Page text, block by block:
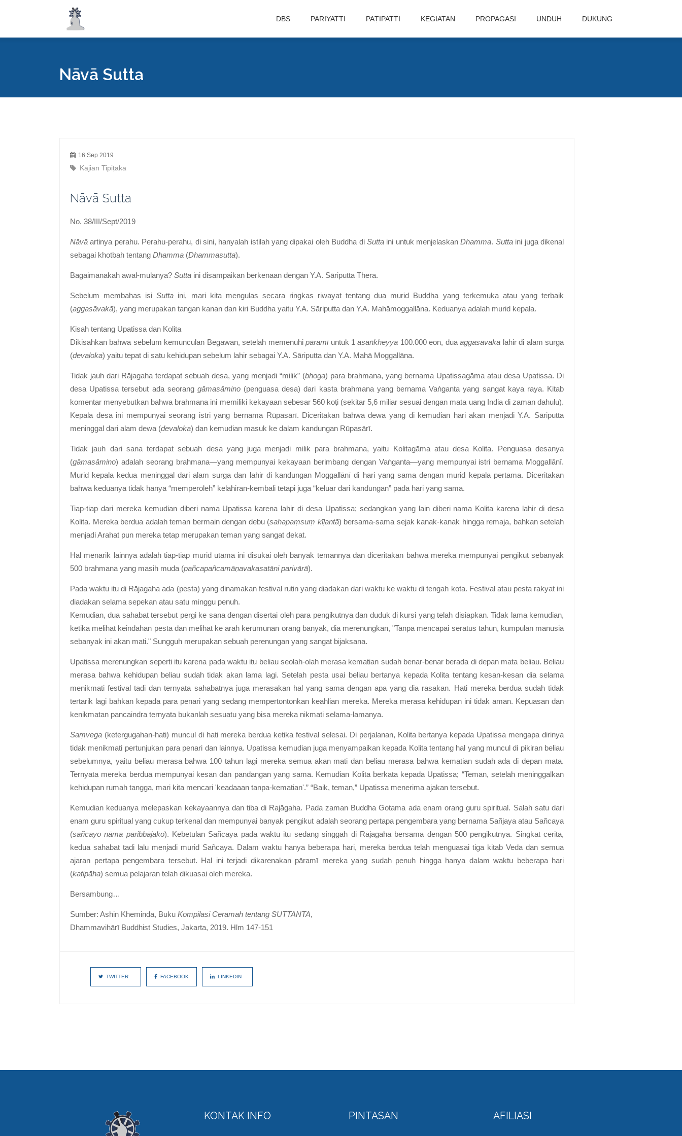
DBS PARIYATTI PAṬIPATTI KEGIATAN PROPAGASI UNDUH DUKUNG
Nāvā Sutta
16 Sep 2019
Kajian Tipiṭaka
Nāvā Sutta
No. 38/III/Sept/2019
Nāvā artinya perahu. Perahu-perahu, di sini, hanyalah istilah yang dipakai oleh Buddha di Suttaini untuk menjelaskanDhamma. Suttaini juga dikenal
sebagai khotbah tentang Dhamma (Dhammasutta).
Bagaimanakah awal-mulanya? Sutta ini disampaikan berkenaan dengan Y.A. Sāriputta Thera.
Sebelum membahas isiSutta ini, mari kita mengulas secara ringkas riwayat tentang dua murid Buddha yang terkemuka atau yang terbaik
(aggasāvakā), yang merupakan tangan kanan dan kiri Buddha yaitu Y.A. Sāriputta dan Y.A. Mahāmoggallāna. Keduanya adalah murid kepala.
Kisah tentang Upatissa dan Kolita
Dikisahkan bahwa sebelum kemunculan Begawan, setelah memenuhipāramīuntuk 1asaṅkheyya 100.000 eon, duaaggasāvakā lahir di alam surga
(devaloka) yaitu tepat di satu kehidupan sebelum lahir sebagai Y.A. Sāriputta dan Y.A. Mahā Moggallāna.
Tidak jauh dari Rājagaha terdapat sebuah desa, yang menjadi “milik” (bhoga) para brahmana, yang bernama Upatissagāma atau desa Upatissa. Di
desa Upatissa tersebut ada seorang gāmasāmino(penguasa desa) dari kasta brahmana yang bernama Vaṅganta yang sangat kaya raya. Kitab
komentar menyebutkan bahwa brahmana ini memiliki kekayaan sebesar 560 koṭi (sekitar 5,6 miliar sesuai dengan mata uang India di zaman dahulu).
Kepala desa ini mempunyai seorang istri yang bernama Rūpasārī. Diceritakan bahwa dewa yang di kemudian hari akan menjadi Y.A. Sāriputta
meninggal dari alam dewa (devaloka) dan kemudian masuk ke dalam kandungan Rūpasārī.
Tidak jauh dari sana terdapat sebuah desa yang juga menjadi milik para brahmana, yaitu Kolitagāma atau desa Kolita. Penguasa desanya
(gāmasāmino) adalah seorang brahmana—yang mempunyai kekayaan berimbang dengan Vaṅganta—yang mempunyai istri bernama Moggallānī.
Murid kepala kedua meninggal dari alam surga dan lahir di kandungan Moggallānī di hari yang sama dengan murid kepala pertama. Diceritakan
bahwa keduanya tidak hanya “memperoleh” kelahiran-kembali tetapi juga “keluar dari kandungan” pada hari yang sama.
Tiap-tiap dari mereka kemudian diberi nama Upatissa karena lahir di desa Upatissa; sedangkan yang lain diberi nama Kolita karena lahir di desa
Kolita. Mereka berdua adalah teman bermain dengan debu (sahapaṃsuṃ kīḷantā) bersama-sama sejak kanak-kanak hingga remaja, bahkan setelah
menjadi Arahat pun mereka tetap merupakan teman yang sangat dekat.
Hal menarik lainnya adalah tiap-tiap murid utama ini disukai oleh banyak temannya dan diceritakan bahwa mereka mempunyai pengikut sebanyak
500 brahmana yang masih muda (pañcapañcamāṇavakasatāni parivārā).
Pada waktu itu di Rājagaha ada (pesta) yang dinamakan festival rutin yang diadakan dari waktu ke waktu di tengah kota. Festival atau pesta rakyat ini
diadakan selama sepekan atau satu minggu penuh.
Kemudian, dua sahabat tersebut pergi ke sana dengan disertai oleh para pengikutnya dan duduk di kursi yang telah disiapkan. Tidak lama kemudian,
ketika melihat keindahan pesta dan melihat ke arah kerumunan orang banyak, dia merenungkan, "Tanpa mencapai seratus tahun, kumpulan manusia
sebanyak ini akan mati." Sungguh merupakan sebuah perenungan yang sangat bijaksana.
Upatissa merenungkan seperti itu karena pada waktu itu beliau seolah-olah merasa kematian sudah benar-benar berada di depan mata beliau. Beliau
merasa bahwa kehidupan beliau sudah tidak akan lama lagi. Setelah pesta usai beliau bertanya kepada Kolita tentang kesan-kesan dia selama
menikmati festival tadi dan ternyata sahabatnya juga merasakan hal yang sama dengan apa yang dia rasakan. Hati mereka berdua sudah tidak
tertarik lagi bahkan kepada para penari yang sedang mempertontonkan keahlian mereka. Mereka merasa kehidupan ini tidak aman. Kepuasan dan
kenikmatan pancaindra ternyata bukanlah sesuatu yang bisa mereka nikmati selama-lamanya.
Saṃvega (ketergugahan-hati) muncul di hati mereka berdua ketika festival selesai. Di perjalanan, Kolita bertanya kepada Upatissa mengapa dirinya
tidak menikmati pertunjukan para penari dan lainnya. Upatissa kemudian juga menyampaikan kepada Kolita tentang hal yang muncul di pikiran beliau
sebelumnya, yaitu beliau merasa bahwa 100 tahun lagi mereka semua akan mati dan beliau merasa bahwa kematian sudah ada di depan mata.
Ternyata mereka berdua mempunyai kesan dan pandangan yang sama. Kemudian Kolita berkata kepada Upatissa; “Teman, setelah meninggalkan
kehidupan rumah tangga, mari kita mencari 'keadaaan tanpa-kematian'.” “Baik, teman,” Upatissa menerima ajakan tersebut.
Kemudian keduanya melepaskan kekayaannya dan tiba di Rajāgaha. Pada zaman Buddha Gotama ada enam orang guru spiritual. Salah satu dari
enam guru spiritual yang cukup terkenal dan mempunyai banyak pengikut adalah seorang pertapa pengembara yang bernama Sañjaya atau Sañcaya
(sañcayo nāma paribbājako). Kebetulan Sañcaya pada waktu itu sedang singgah di Rājagaha bersama dengan 500 pengikutnya. Singkat cerita,
kedua sahabat tadi lalu menjadi murid Sañcaya. Dalam waktu hanya beberapa hari, mereka berdua telah menguasai tiga kitab Veda dan semua
ajaran pertapa pengembara tersebut. Hal ini terjadi dikarenakan pāramī mereka yang sudah penuh hingga hanya dalam waktu beberapa hari
(katipāha) semua pelajaran telah dikuasai oleh mereka.
Bersambung…
Sumber: Ashin Kheminda, Buku Kompilasi Ceramah tentang SUTTANTA,
Dhammavihārī Buddhist Studies, Jakarta, 2019. Hlm 147-151
TWITTER FACEBOOK LINKEDIN
KONTAK INFO PINTASAN AFILIASI